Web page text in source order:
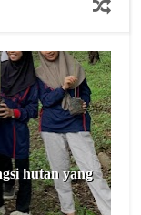
hutan yang